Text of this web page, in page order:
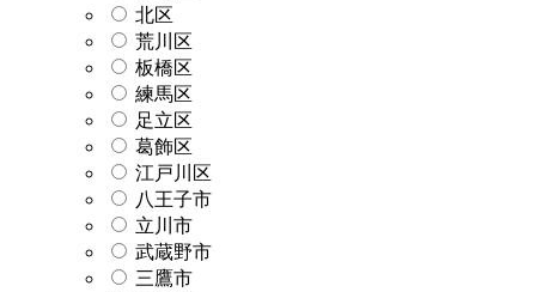
北区
荒川区
板橋区
練馬区
足立区
葛飾区
江戸川区
八王子市
立川市
武蔵野市
三鷹市